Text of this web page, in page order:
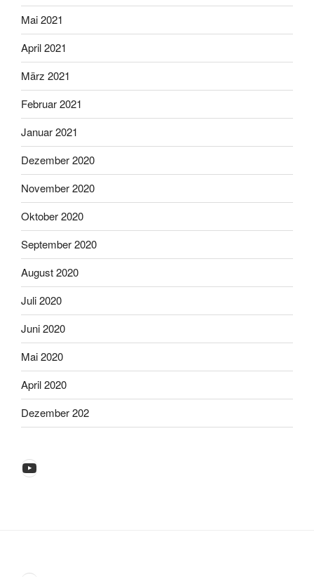
Mai 2021
April 2021
März 2021
Februar 2021
Januar 2021
Dezember 2020
November 2020
Oktober 2020
September 2020
August 2020
Juli 2020
Juni 2020
Mai 2020
April 2020
Dezember 202
YouTube